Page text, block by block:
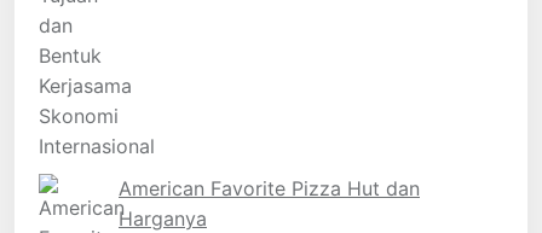
American Favorite Pizza Hut dan
Harganya